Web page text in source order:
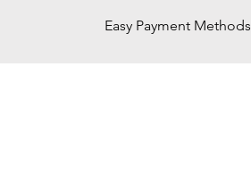
Easy Payment Methods